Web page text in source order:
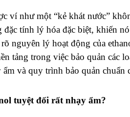
ví như một “kẻ khát nước”
tính lý hóa đặc biệt, khiến
nguyên lý hoạt động của
tảng trong việc bảo quản các
và quy trình bảo quản chuẩn
tuyệt đối rất nhạy ẩm?